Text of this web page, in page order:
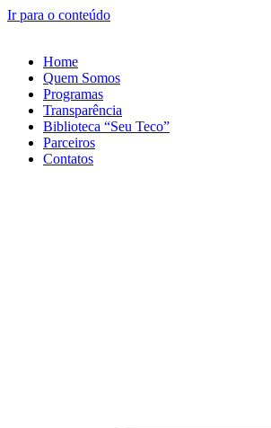
Ir para o conteúdo
Home
Quem Somos
Programas
Transparência
Biblioteca “Seu Teco”
Parceiros
Contatos